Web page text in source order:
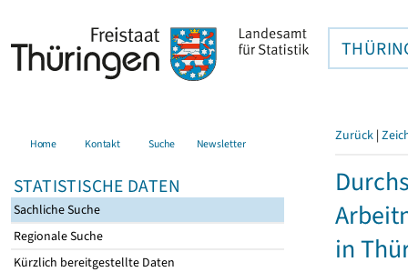
Home Kontakt Suche Newsletter
STATISTISCHE DATEN
Sachliche Suche
Regionale Suche
Kürzlich bereitgestellte Daten
Zurück |
in